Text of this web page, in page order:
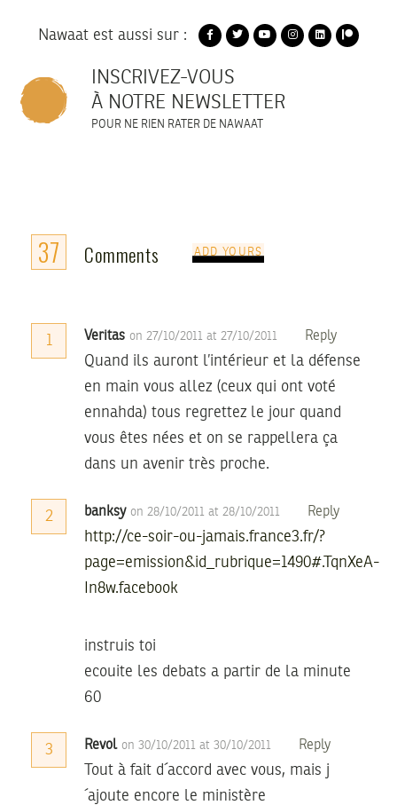
Nawaat est aussi sur :
INSCRIVEZ-VOUS
À NOTRE NEWSLETTER
POUR NE RIEN RATER DE NAWAAT
37 Comments ADD YOURS
1 Veritas on 27/10/2011 at 27/10/2011 Reply
Quand ils auront l’intérieur et la défense
en main vous allez (ceux qui ont voté
ennahda) tous regrettez le jour quand
vous êtes nées et on se rappellera ça
dans un avenir très proche.
2 banksy on 28/10/2011 at 28/10/2011 Reply
http://ce-soir-ou-jamais.france3.fr/?
page=emission&id_rubrique=1490#.TqnXeA-
In8w.facebook
instruis toi
ecouite les debats a partir de la minute
60
3 Revol on 30/10/2011 at 30/10/2011 Reply
Tout à fait d´accord avec vous, mais j
´ajoute encore le ministère